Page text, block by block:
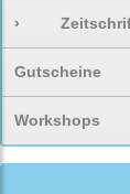
›
Gutscheine
Workshops